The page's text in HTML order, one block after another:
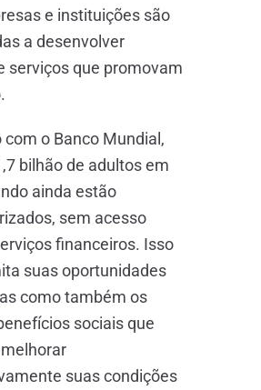
e instituições são
a desenvolver
serviços que promovam
com o Banco Mundial,
bilhão de adultos em
ainda estão
sem acesso
financeiros. Isso
suas oportunidades
como também os
sociais que
suas condições